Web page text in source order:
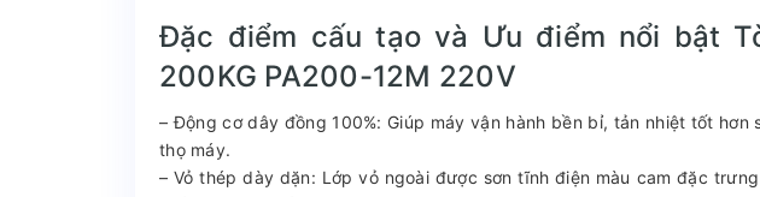
Đặc điểm cấu tạo và Ưu điểm nổi bật
200KG PA200-12M 220V
– Động cơ dây đồng 100%: Giúp máy vận hành bền bỉ, tản nhiệt tốt
thọ máy.
– Vỏ thép dày dặn: Lớp vỏ ngoài được sơn tĩnh điện màu cam đặc